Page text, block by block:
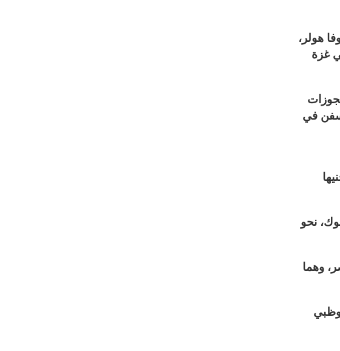
هولر،
غزة
في
الجمعة 26-1-2024، رسميا ثابتا عند نحو 30.84 جنيها
والبنوك، نحو
وبنك مصر، وهما
أبوظبي